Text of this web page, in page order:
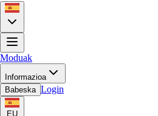
Moduak
Informazioa
Babeska Login
EU